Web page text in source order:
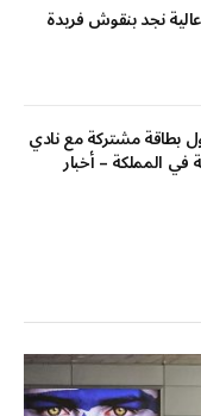
بطاقة مشتركة مع نادي
في المملكة – أخبار